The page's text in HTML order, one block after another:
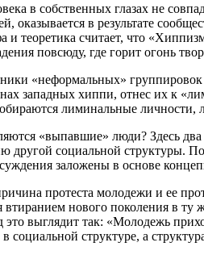
в собственных глазах не
оказывается в результате
и теоретика считает, что
повсюду, где горит огонь
«неформальных»
западных хиппи, отнес их к
лиминальные личности,
«выпавшие» люди? Здесь
другой социальной структуры.
заложены в основе
протеста молодежи и ее
втиранием нового поколения в
выглядит так: «Молодежь
социальной структуре, а